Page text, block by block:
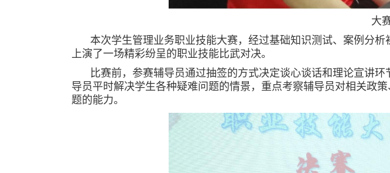
大
本次学生管理业务职业技能大赛，经过基础知识测试、案例分析
上演了一场精彩纷呈的职业技能比武对决。
比赛前，参赛辅导员通过抽签的方式决定谈心谈话和理论宣讲
导员平时解决学生各种疑难问题的情景，重点考察辅导员对相关政
题的能力。